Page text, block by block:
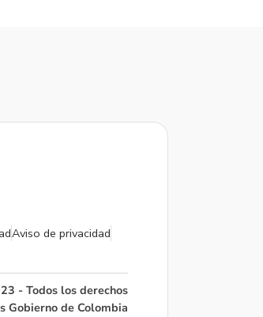
Aviso de privacidad
- Todos los derechos
Gobierno de Colombia